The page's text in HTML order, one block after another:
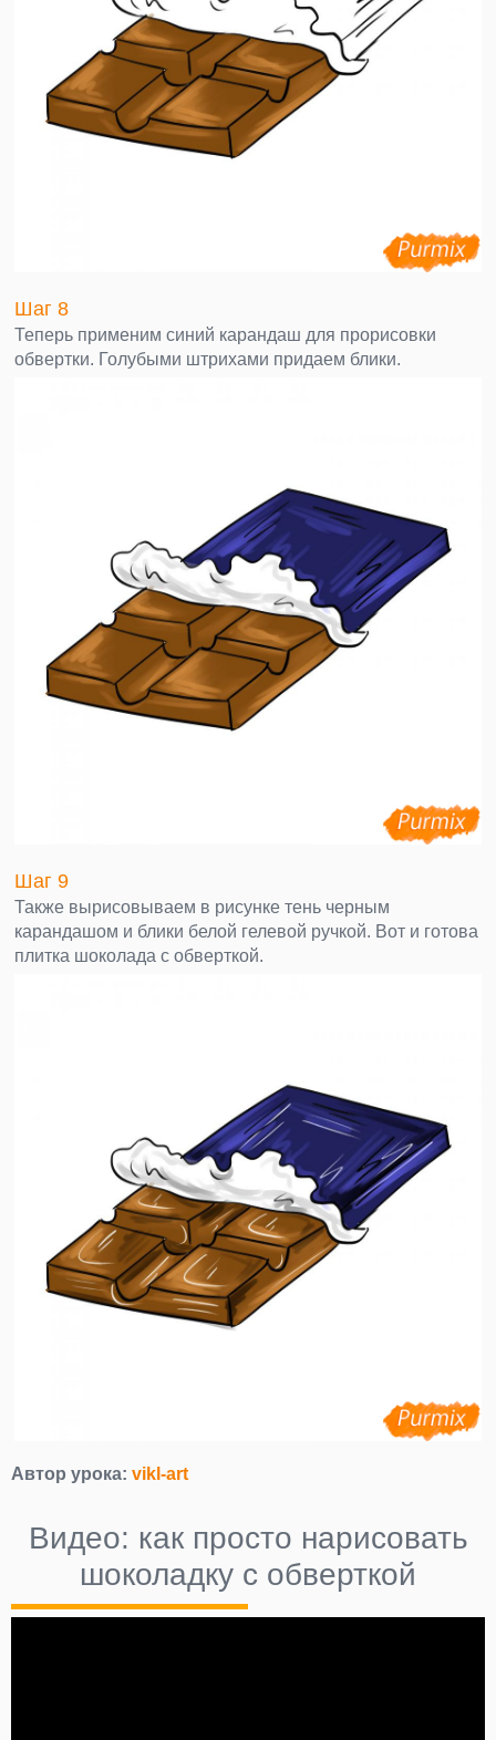
Шаг 8
Теперь применим синий карандаш для прорисовки
обвертки. Голубыми штрихами придаем блики.
Шаг 9
Также вырисовываем в рисунке тень черным
карандашом и блики белой гелевой ручкой. Вот и готова
плитка шоколада с обверткой.
Автор урока: vikl-art
Видео: как просто нарисовать
шоколадку с обверткой